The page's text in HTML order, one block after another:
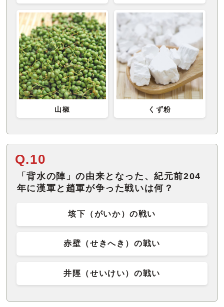
山椒 くず粉
Q.10
「背水の陣」の由来となった、紀元前204
年に漢軍と趙軍が争った戦いは何？
垓下（がいか）の戦い
赤壁（せきへき）の戦い
井陘（せいけい）の戦い